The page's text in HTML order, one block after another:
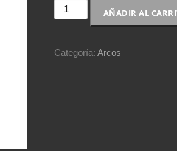
Radical
Frame
AÑADIR AL
Categoría:Arcos